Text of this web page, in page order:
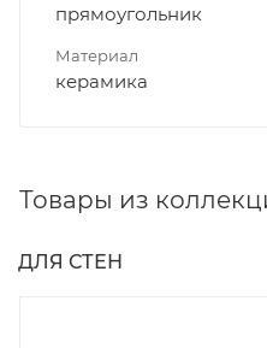
прямоугольник
Материал
керамика
Товары из
ДЛЯ СТЕН